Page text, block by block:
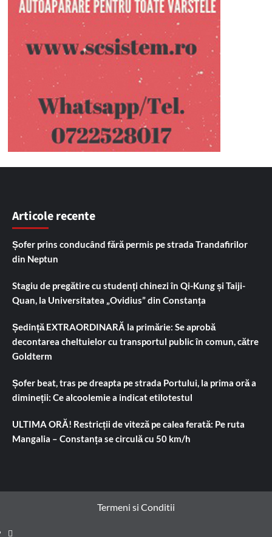
Articole recente
Șofer prins conducând fără permis pe strada Trandafirilor
din Neptun
Stagiu de pregătire cu studenți chinezi în Qi-Kung și Taiji-
Quan, la Universitatea „Ovidius” din Constanța
Ședință EXTRAORDINARĂ la primărie: Se aprobă
decontarea cheltuielor cu transportul public în comun, către
Goldterm
Șofer beat, tras pe dreapta pe strada Portului, la prima oră a
dimineții: Ce alcoolemie a indicat etilotestul
ULTIMA ORĂ! Restricții de viteză pe calea ferată: Pe ruta
Mangalia – Constanța se circulă cu 50 km/h
Termeni si Conditii
Prima